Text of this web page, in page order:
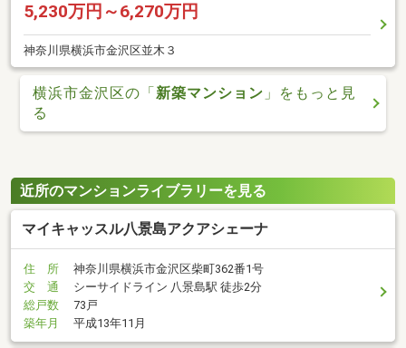
5,230万円～6,270万円
神奈川県横浜市金沢区並木３
横浜市金沢区の「新築マンション 」をもっと見
る
近所のマンションライブラリーを見る
マイキャッスル八景島アクアシェーナ
住 所
神奈川県横浜市金沢区柴町362番1号
交 通
シーサイドライン 八景島駅 徒歩2分
総戸数
73戸
築年月
平成13年11月